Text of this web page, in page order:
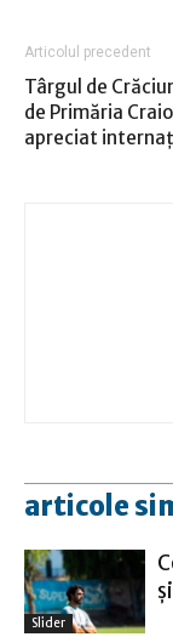
Articolul precedent
Târgul de
de Primăria
apreciat
articole
Slider